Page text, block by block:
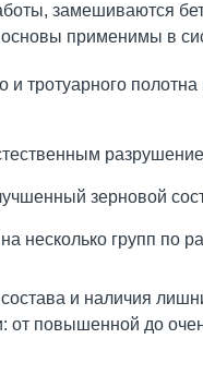
замешиваются
применимы в
и тротуарного
зерновой
несколько групп по
и наличия
от повышенной до